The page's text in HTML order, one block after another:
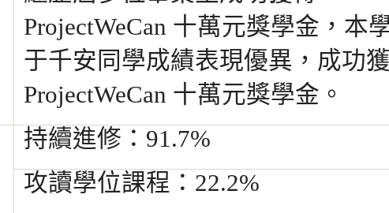
ProjectWeCan 十萬元獎學金，本
于千安同學成績表現優異，成功
ProjectWeCan 十萬元獎學金。
持續進修：91.7%
攻讀學位課程：22.2%